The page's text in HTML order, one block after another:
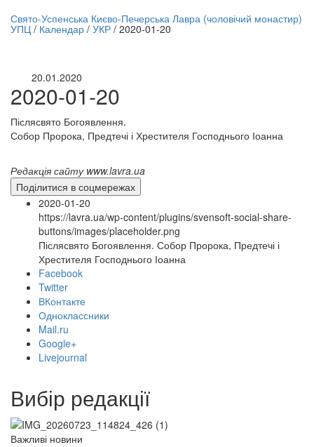
трансляція |
12 вересня
онлайн трансляції
12 сентября 2015Название трансляции
12 сентября 2015Название трансляции
12 сентября 2015Название трансляции
12 сентября 2015
Свято-Успенська Києво-Печерська Лавра (чоловічий монастир)
УПЦ / Календар / УКР / 2020-01-20
20.01.2020
2020-01-20
Післясвято Богоявлення.
Собор Пророка, Предтечі і Хрестителя Господнього Іоанна
Редакція сайту www.lavra.ua
Поділитися в соцмережах
2020-01-20
https://lavra.ua/wp-content/plugins/svensoft-social-share-
buttons/images/placeholder.png
Післясвято Богоявлення. Собор Пророка, Предтечі і
Хрестителя Господнього Іоанна
Facebook
Twitter
ВКонтакте
Одноклассники
Mail.ru
Google+
Livejournal
Вибір редакції
Важливі новини